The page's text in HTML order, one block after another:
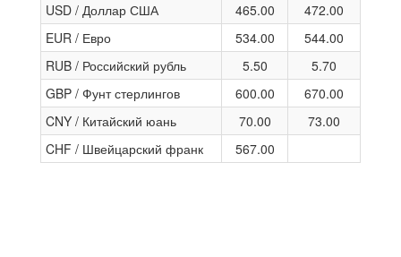
USD / Доллар США
465.00
472.00
EUR / Евро
534.00
544.00
RUB / Российский рубль
5.50
5.70
GBP / Фунт стерлингов
600.00
670.00
CNY / Китайский юань
70.00
73.00
CHF / Швейцарский франк
567.00